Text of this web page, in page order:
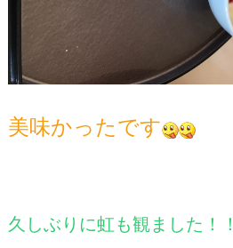
美味かったです
久しぶりに虹も観ました！！